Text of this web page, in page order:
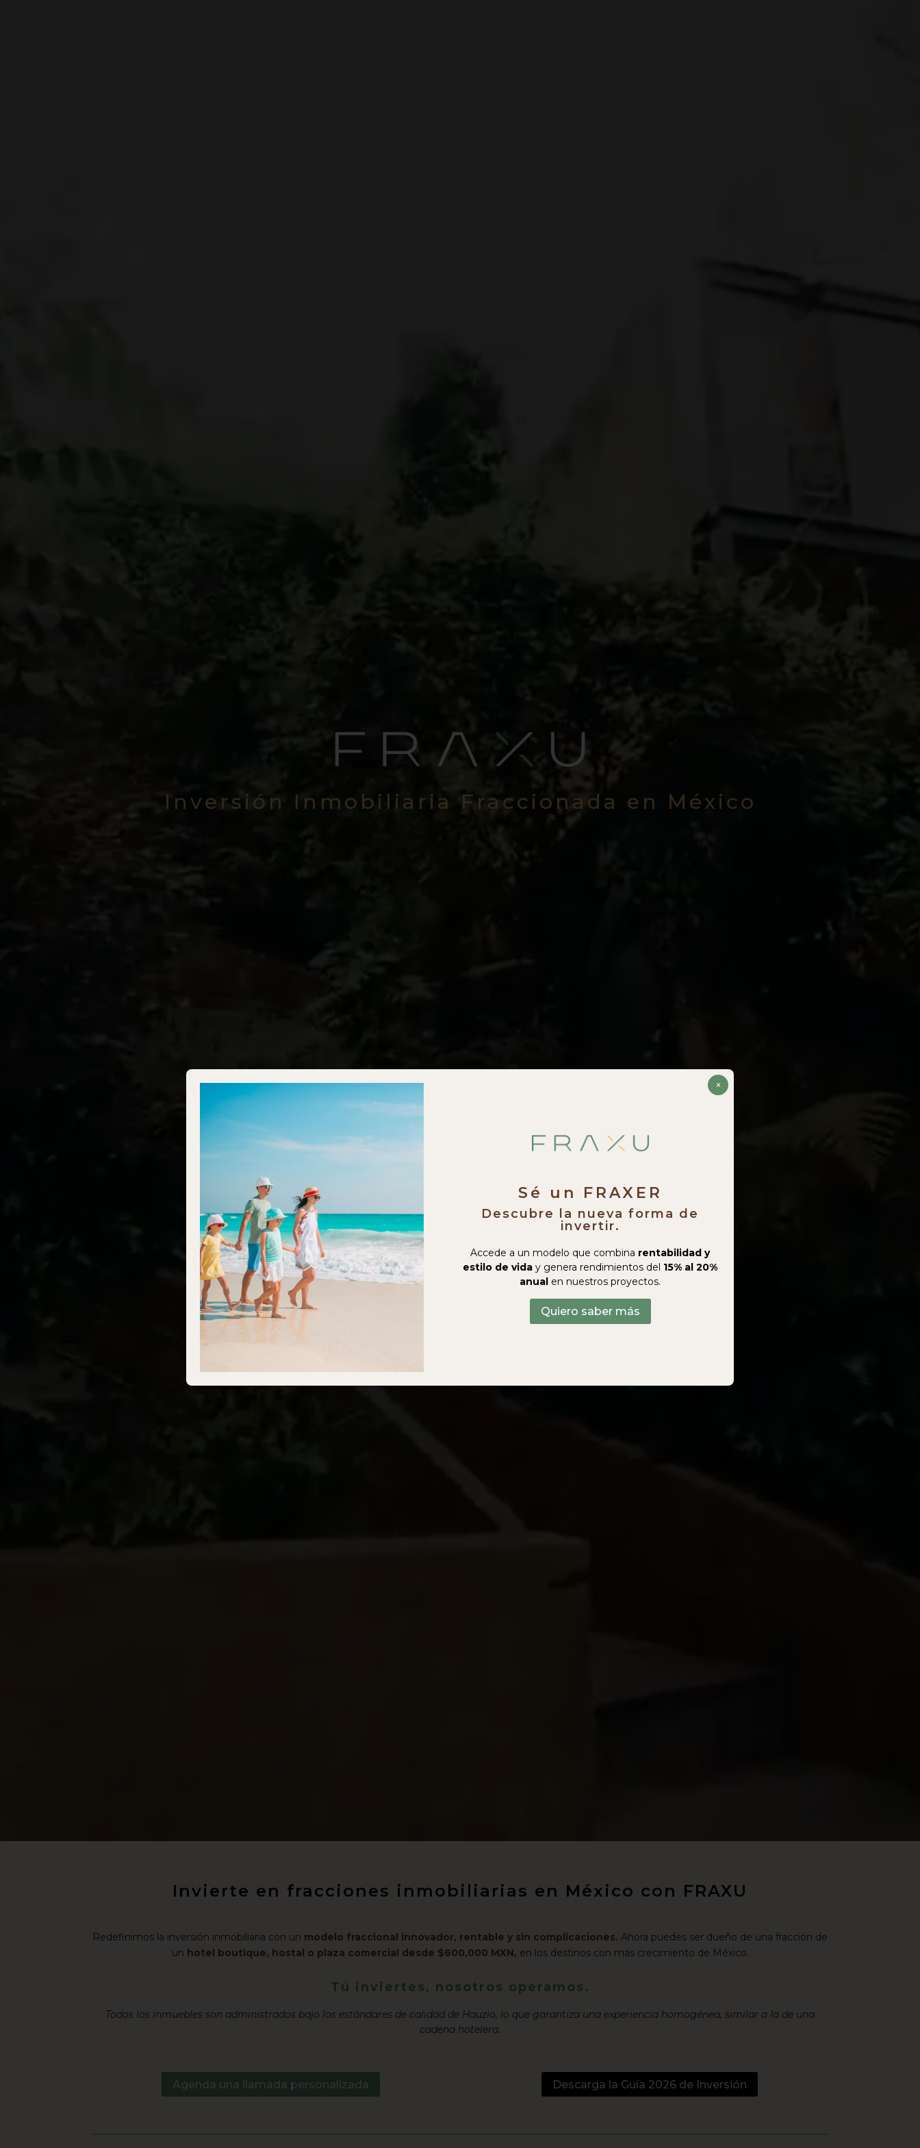
Inversión Inmobiliaria Fraccionada en México
Invierte en fracciones inmobiliarias en México con FRAXU
Redefinimos la inversión inmobiliaria con un modelo fraccional innovador, rentable y sin complicaciones. Ahora puedes ser dueño de una fracción de
un hotel boutique, hostal o plaza comercial desde $600,000 MXN, en los destinos con más crecimiento de México.
Tú inviertes, nosotros operamos.
Todos los inmuebles son administrados bajo los estándares de calidad de Hauzio, lo que garantiza una experiencia homogénea, similar a la de una
cadena hotelera.
Agenda una llamada personalizada Descarga la Guía 2026 de Inversión
×
Sé un FRAXER
Descubre la nueva forma de
invertir.
Accede a un modelo que combina rentabilidad y
estilo de vida y genera rendimientos del 15% al 20%
anual en nuestros proyectos.
Quiero saber más